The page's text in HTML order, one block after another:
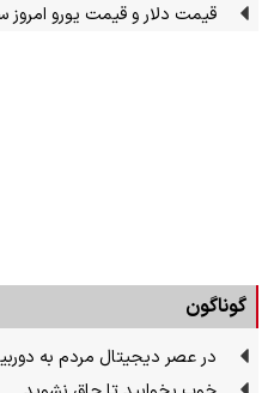
قیمت دلار و قیمت یورو امروز سه‌شنبه ۱۳ مرداد
گوناگون
در عصر دیجیتال مردم به